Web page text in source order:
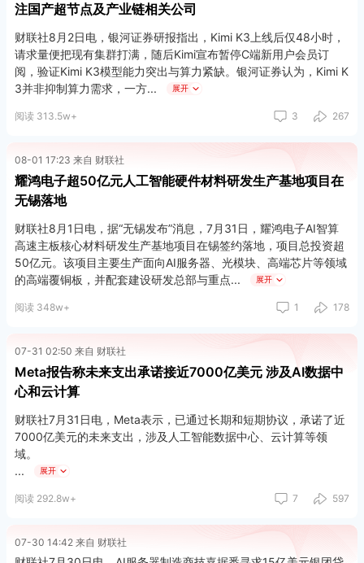
注国产超节点及产业链相关公司
财联社8月2日电，银河证券研报指出，Kimi K3上线后仅48小时，
请求量便把现有集群打满，随后Kimi宣布暂停C端新用户会员订
阅，验证Kimi K3模型能力突出与算力紧缺。银河证券认为，Kimi K
3并非抑制算力需求，一方
展开
阅读 313.5w+ 3 267
08-01 17:23 来自 财联社
耀鸿电子超50亿元人工智能硬件材料研发生产基地项目在
无锡落地
财联社8月1日电，据“无锡发布”消息，7月31日，耀鸿电子AI智算
高速主板核心材料研发生产基地项目在锡签约落地，项目总投资超
50亿元。该项目主要生产面向AI服务器、光模块、高端芯片等领域
的高端覆铜板，并配套建设研发总部与重点
展开
阅读 348w+ 1 178
07-31 02:50 来自 财联社
Meta报告称未来支出承诺接近7000亿美元 涉及AI数据中
心和云计算
财联社7月31日电，Meta表示，已通过长期和短期协议，承诺了近
7000亿美元的未来支出，涉及人工智能数据中心、云计算等领
域。
展开
不可撤销合同承诺，主要涉及第三方云服务协议、服务器和网络基
础设施。该公司还有3470亿美元尚未开始的租赁承诺，尚未反映
在资产负债表中。其中仅7月份就新增了680亿美元，付款将从202
7年和2028年开始。这些成本是在现有活跃租赁之外的，涵盖数据
阅读 292.8w+ 7 597
07-30 14:42 来自 财联社